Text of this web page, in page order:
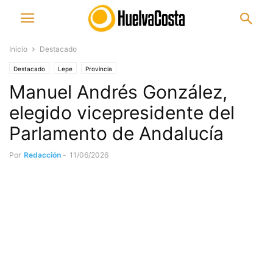
Inicio Destacado
Destacado Lepe Provincia
Manuel Andrés González,
elegido vicepresidente del
Parlamento de Andalucía
Por Redacción - 11/06/2026